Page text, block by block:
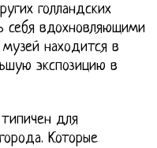
голландских
себя вдохновляющими
находится в
экспозицию в
для
Которые